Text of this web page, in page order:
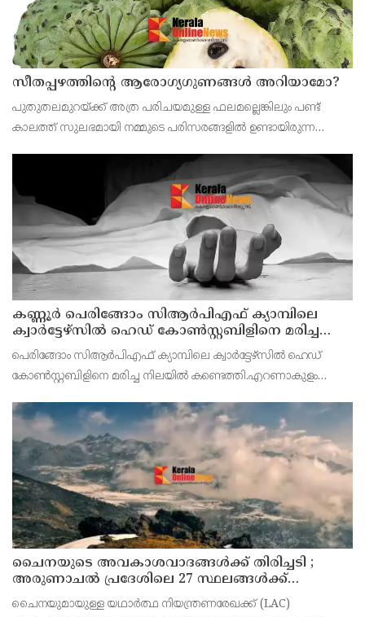
സീതപ്പഴത്തിന്റെ ആരോഗ്യഗുണങ്ങൾ അറിയാമോ?
പുതുതലമുറയ്ക്ക് അത്ര പരിചയമുള്ള ഫലമല്ലെങ്കിലും പണ്ട്
കാലത്ത് സുലഭമായി നമ്മുടെ പരിസരങ്ങളിൽ ഉണ്ടായിരുന്ന
ആസ്ത്മ അടക്കമുള്ള പ്രശ്‌നങ്ങൾക്കും സീതപ്പഴം ഗുണകര
കണ്ണൂര്‍ പെരിങ്ങോം സിആര്‍പിഎഫ് ക്യാമ്പിലെ
ക്വാര്‍ട്ടേഴ്സില്‍ ഹെഡ് കോണ്‍സ്റ്റബിളിനെ മരിച്ച
നിലയില്‍ കണ്ടെത്തി
പെരിങ്ങോം സിആർപിഎഫ് ക്യാമ്പിലെ ക്വാർട്ടേഴ്സില്‍ ഹെഡ്
കോണ്‍സ്റ്റബിളിനെ മരിച്ച നിലയില്‍ കണ്ടെത്തി.എറണാകുളം
സംഭവം പുറത്തറിയുന്നത്.
ചൈനയുടെ അവകാശവാദങ്ങൾക്ക് തിരിച്ചടി ;
അരുണാചൽ പ്രദേശിലെ 27 സ്ഥലങ്ങൾക്ക്
ഔദ്യോഗിക പേരുകൾ നൽകി ഇന്ത്യ
ചൈനയുമായുള്ള യഥാർത്ഥ നിയന്ത്രണരേഖക്ക് (LAC)